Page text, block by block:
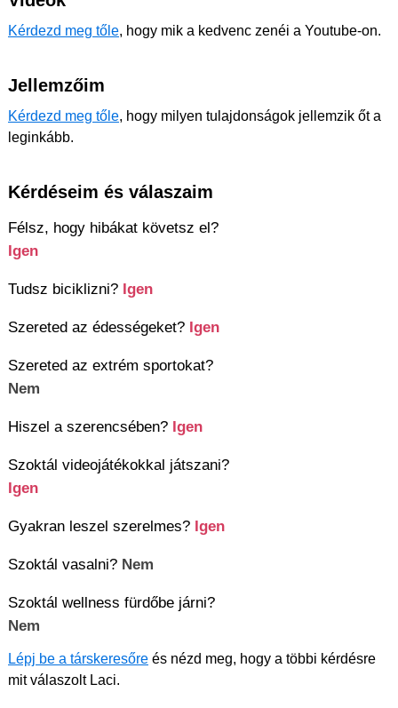
Kérdezd meg tőle, hogy mik a kedvenc zenéi a Youtube-on.
Jellemzőim
Kérdezd meg tőle, hogy milyen tulajdonságok jellemzik őt a
leginkább.
Kérdéseim és válaszaim
Félsz, hogy hibákat követsz el?
Igen
Tudsz biciklizni? Igen
Szereted az édességeket? Igen
Szereted az extrém sportokat?
Nem
Hiszel a szerencsében? Igen
Szoktál videojátékokkal játszani?
Igen
Gyakran leszel szerelmes? Igen
Szoktál vasalni? Nem
Szoktál wellness fürdőbe járni?
Nem
Lépj be a társkeresőre és nézd meg, hogy a többi kérdésre
mit válaszolt Laci.